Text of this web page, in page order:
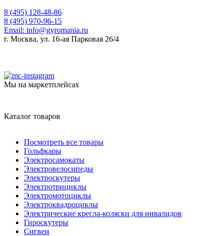
8 (495) 128-48-86
8 (495) 970-96-15
Email: info@gyromania.ru
г. Москва, ул. 16-ая Парковая 26/4
Мы на маркетплейсах
Каталог товаров
Посмотреть все товары
Гольфкары
Электросамокаты
Электровелосипеды
Электроскутеры
Электротрициклы
Электромотоциклы
Электроквадроциклы
Электрические кресла-коляски для инвалидов
Гироскутеры
Сигвеи